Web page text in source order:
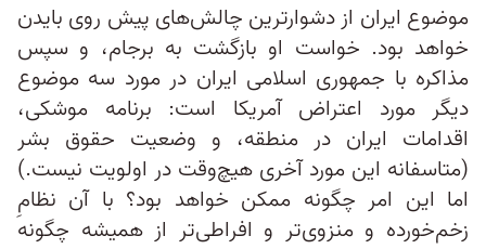
موضوع ایران از دشوارترین چالش‌های پیش روی بایدن
خواهد بود. خواست او بازگشت به برجام، و سپس
مذاکره با جمهوری اسلامی ایران در مورد سه موضوع
دیگر مورد اعتراض آمریکا است: برنامه موشکی،
اقدامات ایران در منطقه، و وضعیت حقوق بشر
(متاسفانه این مورد آخری هیچ‌وقت در اولویت نیست.)
اما این امر چگونه ممکن خواهد بود؟ با آن نظامِ
زخم‌خورده و منزوی‌تر و افراطی‌تر از همیشه چگونه